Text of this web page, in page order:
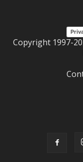
Copyright 1997-